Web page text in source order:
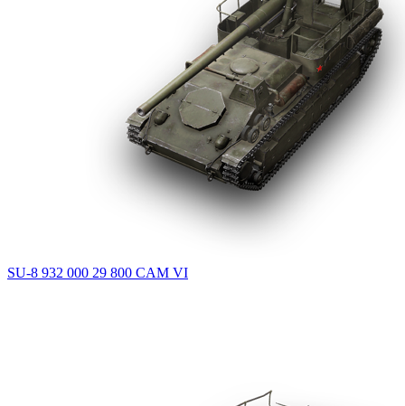
SU-8 932 000 29 800 CAM VI